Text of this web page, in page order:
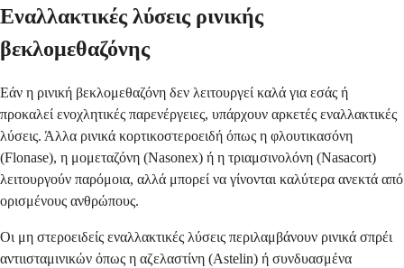
Εναλλακτικές λύσεις ρινικής
βεκλομεθαζόνης
Εάν η ρινική βεκλομεθαζόνη δεν λειτουργεί καλά για εσάς ή
προκαλεί ενοχλητικές παρενέργειες, υπάρχουν αρκετές εναλλακτικές
λύσεις. Άλλα ρινικά κορτικοστεροειδή όπως η φλουτικασόνη
(Flonase), η μομεταζόνη (Nasonex) ή η τριαμσινολόνη (Nasacort)
λειτουργούν παρόμοια, αλλά μπορεί να γίνονται καλύτερα ανεκτά από
ορισμένους ανθρώπους.
Οι μη στεροειδείς εναλλακτικές λύσεις περιλαμβάνουν ρινικά σπρέι
αντιισταμινικών όπως η αζελαστίνη (Astelin) ή συνδυασμένα